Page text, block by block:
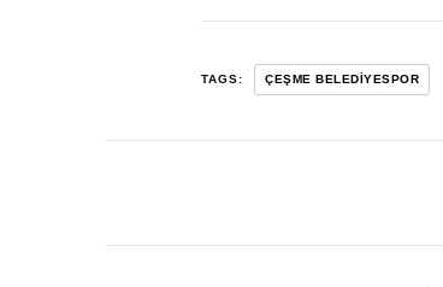
TAGS: ÇEŞME BELEDIYESPOR